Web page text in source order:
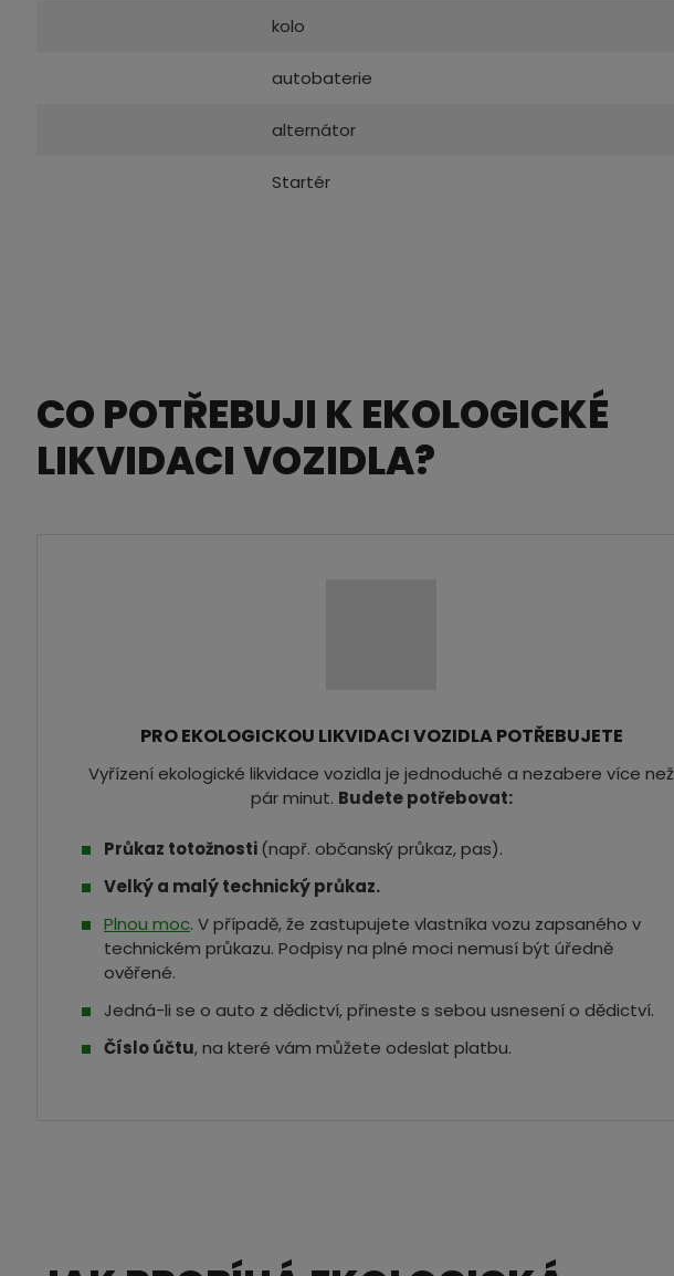
kolo
autobaterie
alternátor
Startér
CO POTŘEBUJI K EKOLOGICKÉ
LIKVIDACI VOZIDLA?
PRO EKOLOGICKOU LIKVIDACI VOZIDLA POTŘEBUJETE
Vyřízení ekologické likvidace vozidla je jednoduché a nezabere více než
pár minut. Budete potřebovat:
Průkaz totožnosti(např. občanský průkaz, pas).
Velký a malý technický průkaz.
Plnou moc. V případě, že zastupujete vlastníka vozu zapsaného v
technickém průkazu. Podpisy na plné moci nemusí být úředně
ověřené.
Jedná-li se o auto z dědictví, přineste s sebou usnesení o dědictví.
Číslo účtu, na které vám můžete odeslat platbu.